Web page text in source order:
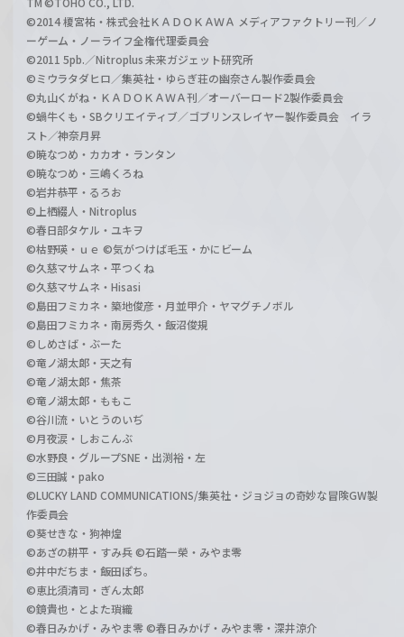
©2014 榎宮祐・株式会社ＫＡＤＯＫＡＷＡ メディアファクトリー刊／ノ
ーゲーム・ノーライフ全権代理委員会
©2011 5pb.／Nitroplus 未来ガジェット研究所
©ミウラタダヒロ／集英社・ゆらぎ荘の幽奈さん製作委員会
©丸山くがね・ＫＡＤＯＫＡＷＡ刊／オーバーロード2製作委員会
©蝸牛くも・SBクリエイティブ／ゴブリンスレイヤー製作委員会 イラ
スト／神奈月昇
©暁なつめ・カカオ・ランタン
©暁なつめ・三嶋くろね
©岩井恭平・るろお
©上栖綴人・Nitroplus
©春日部タケル・ユキヲ
©枯野瑛・ｕｅ ©気がつけば毛玉・かにビーム
©久慈マサムネ・平つくね
©久慈マサムネ・Hisasi
©島田フミカネ・築地俊彦・月並甲介・ヤマグチノボル
©島田フミカネ・南房秀久・飯沼俊規
©しめさば・ぶーた
©竜ノ湖太郎・天之有
©竜ノ湖太郎・焦茶
©竜ノ湖太郎・ももこ
©谷川流・いとうのいぢ
©月夜涙・しおこんぶ
©水野良・グループSNE・出渕裕・左
©三田誠・pako
©LUCKY LAND COMMUNICATIONS/集英社・ジョジョの奇妙な冒険GW製
作委員会
©葵せきな・狗神煌
©あざの耕平・すみ兵 ©石踏一榮・みやま零
©井中だちま・飯田ぽち。
©恵比須清司・ぎん太郎
©鏡貴也・とよた瑣織
©春日みかげ・みやま零 ©春日みかげ・みやま零・深井涼介